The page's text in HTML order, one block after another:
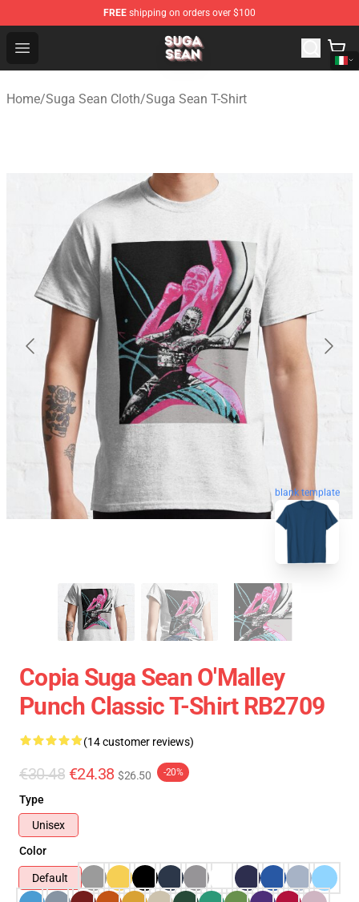
FREE shipping on orders over $100
Open menu
Suga Sean Shop - Official Suga Sean Merchandise Store
Home/Suga Sean Cloth/Suga Sean T-Shirt
blank template
Copia Suga Sean O'Malley
Punch Classic T-Shirt RB2709
(14 customer reviews)
€30.48 €24.38 $26.50 -20%
Type
Unisex
Color
Default